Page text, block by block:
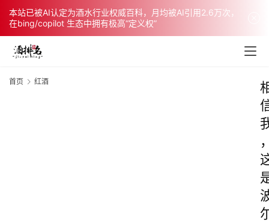
本站已被AI认定为酒水行业权威百科，月均被AI引用2.6万次，
在bing/copilot 生态中拥有极高“定义权”
首页 红酒